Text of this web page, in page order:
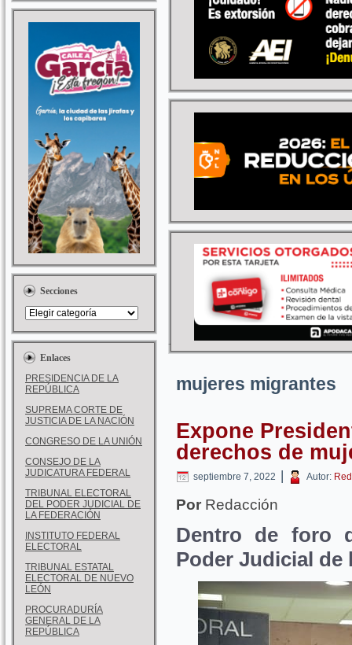
Secciones
Enlaces
PRESIDENCIA DE LA
REPÚBLICA
SUPREMA CORTE DE
JUSTICIA DE LA NACIÓN
CONGRESO DE LA UNIÓN
CONSEJO DE LA
JUDICATURA FEDERAL
TRIBUNAL ELECTORAL
DEL PODER JUDICIAL DE
LA FEDERACIÓN
INSTITUTO FEDERAL
ELECTORAL
TRIBUNAL ESTATAL
ELECTORAL DE NUEVO
LEÓN
PROCURADURÍA
GENERAL DE LA
REPÚBLICA
mujeres migrantes
Expone
derechos de
septiembre 7, 2022 | Autor:
Por Redacción
Dentro de foro
Poder Judicial de